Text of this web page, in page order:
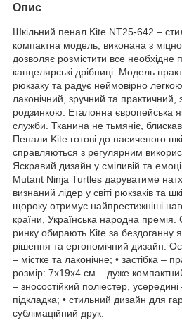
Опис
Шкільний пенал Kite NT25-642 –
компактна модель, виконана з
дозволяє розмістити все необхідне
канцелярські дрібниці. Модель
рюкзаку та радує неймовірно
лаконічний, зручний та
родзинкою. Еталонна європейська
служби. Тканина не тьмяніє,
Пенали Kite готові до насиченого
справляються з регулярним
Яскравий дизайн у сміливій та
Mutant Ninja Turtles даруватиме
визнаний лідер у світі рюкзаків та
щороку отримує найпрестижніші
країни, Українська народна премія.
ринку обирають Kite за бездоганну
рішення та ергономічний дизайн.
– містке та лаконічне; • застібка –
розмір: 7x19x4 см – дуже
– зносостійкий поліестер,
підкладка; • стильний дизайн для
сублімаційний друк.